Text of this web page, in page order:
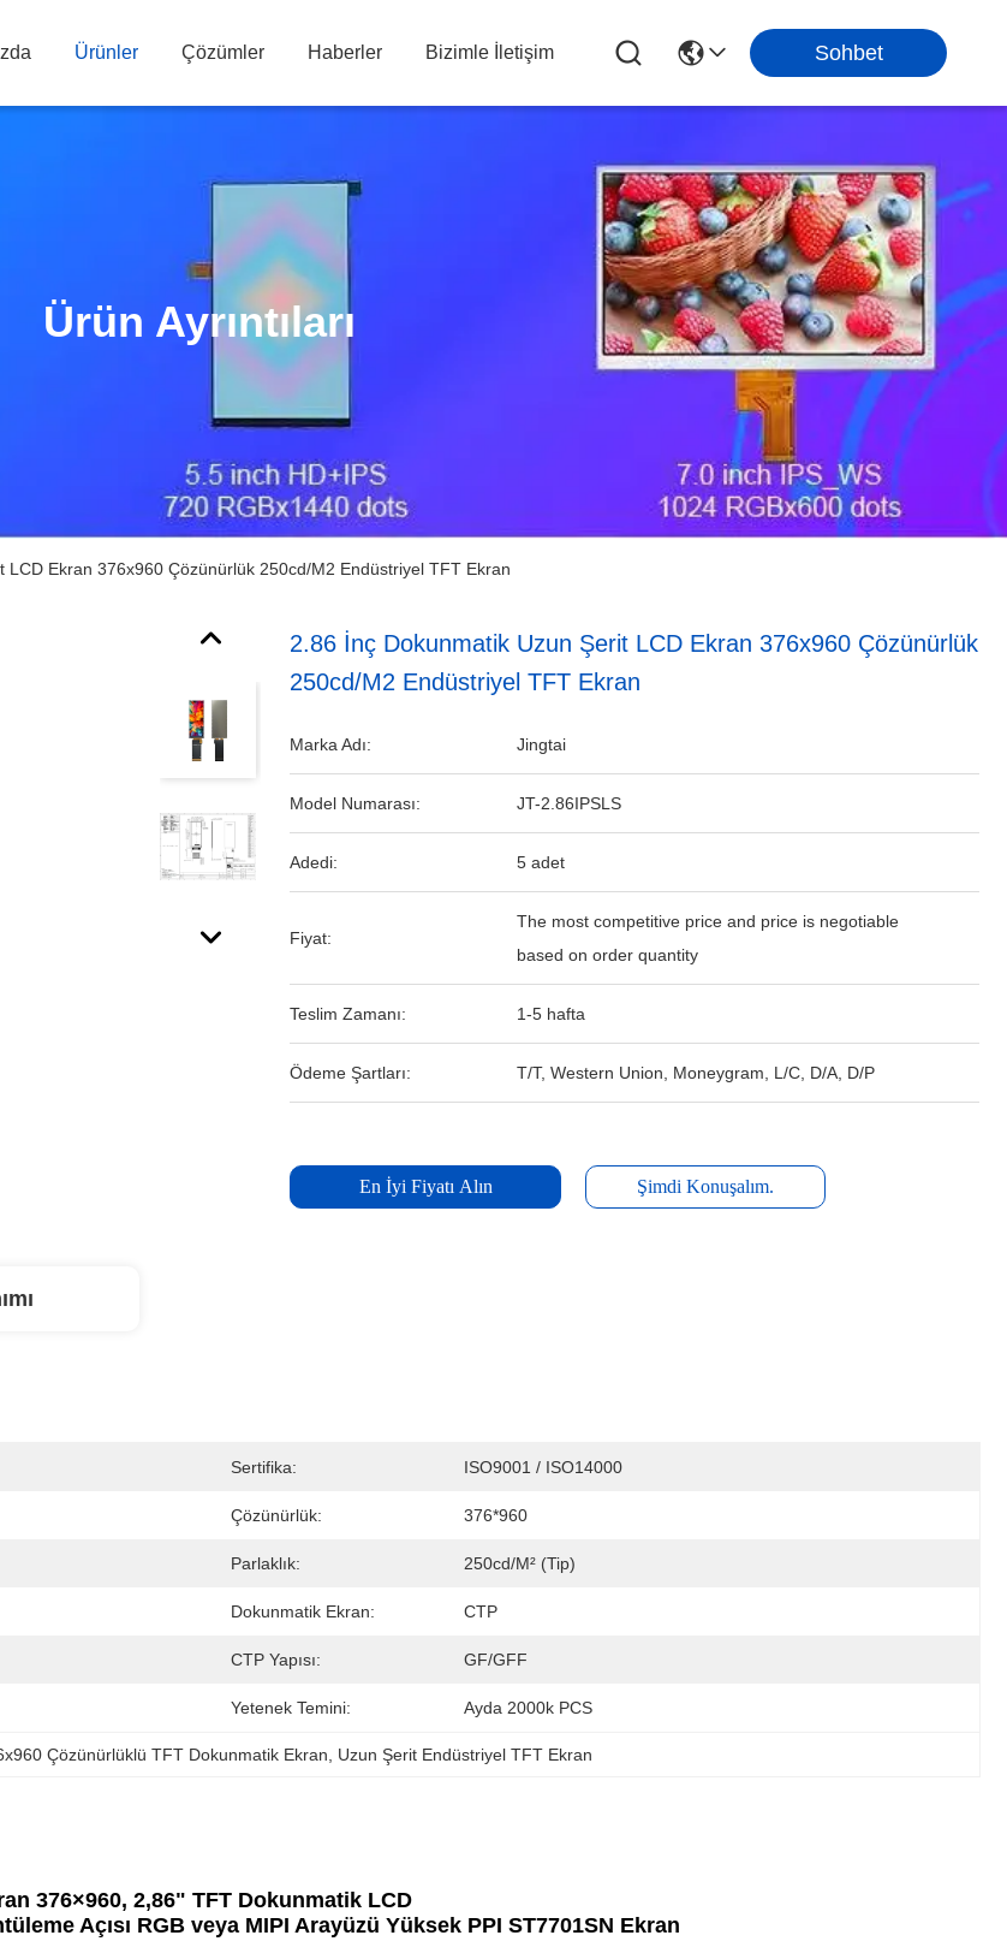
Ürünler Çözümler Haberler Bizimle İletişim Sohbet
Ürün Ayrıntıları
LCD Ekran 376x960 Çözünürlük 250cd/M2 Endüstriyel TFT Ekran
2.86 İnç Dokunmatik Uzun Şerit LCD Ekran 376x960 Çözünürlük
250cd/M2 Endüstriyel TFT Ekran
Marka Adı: Jingtai
Model Numarası: JT-2.86IPSLS
Adedi: 5 adet
Fiyat:
The most competitive price and price is negotiable
based on order quantity
Teslim Zamanı: 1-5 hafta
Ödeme Şartları: T/T, Western Union, Moneygram, L/C, D/A, D/P
En İyi Fiyatı Alın Şimdi Konuşalım.
Sertifika: ISO9001 / ISO14000
Çözünürlük: 376*960
Parlaklık: 250cd/m² (tip)
Dokunmatik Ekran: CTP
CTP Yapısı: GF/GFF
Yetenek Temini: Ayda 2000k PCS
Çözünürlüklü TFT Dokunmatik Ekran Uzun Şerit Endüstriyel TFT Ekran
376×960, 2,86" TFT Dokunmatik LCD
Açısı RGB veya MIPI Arayüzü Yüksek PPI ST7701SN Ekran